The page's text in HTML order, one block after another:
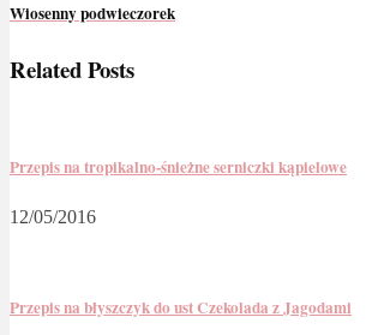
Wiosenny podwieczorek
Related Posts
Przepis na tropikalno-śnieżne serniczki kąpielowe
12/05/2016
Przepis na błyszczyk do ust Czekolada z Jagodami